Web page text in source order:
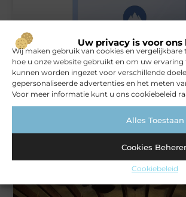
Uw privacy is voor
Wij maken gebruik van cookies en
hoe u onze website gebruikt en om uw ervaring
kunnen worden ingezet voor verschillende
gepersonaliseerde advertenties en het meten
Voor meer informatie kunt u ons cookiebeleid
Alles Toestaan
Cookies
Cookiebeleid
Rust en vertrouwen op elke locatie